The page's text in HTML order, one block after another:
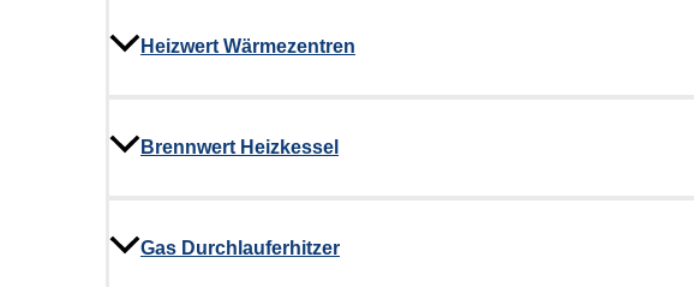
Heizwert Wärmezentren
Brennwert Heizkessel
Gas Durchlauferhitzer